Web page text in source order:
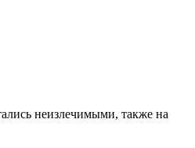
неизлечимыми, также на